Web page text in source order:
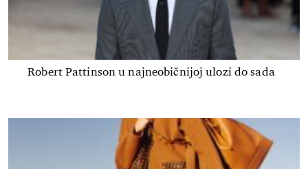
Robert Pattinson u najneobičnijoj ulozi do sada